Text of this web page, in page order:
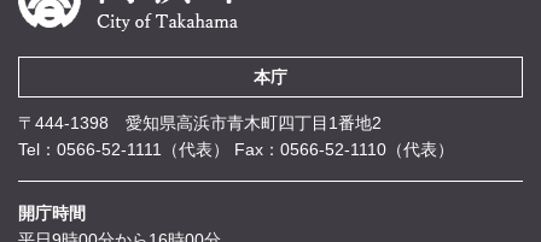
本庁
〒444-1398 愛知県高浜市青木町四丁目1番地2
Tel：0566-52-1111（代表）
Fax：0566-52-1110（代表）
開庁時間